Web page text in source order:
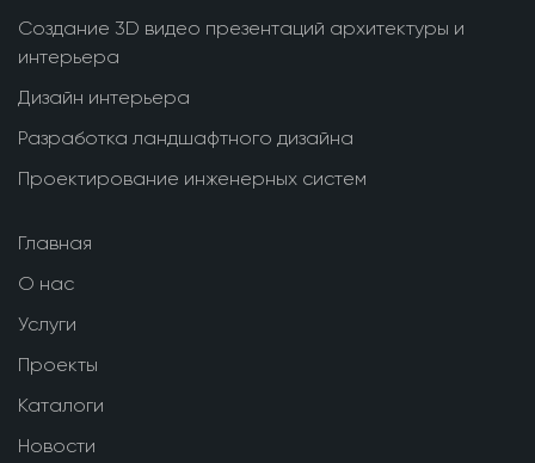
Создание 3D видео презентаций архитектуры и
интерьера
Дизайн интерьера
Разработка ландшафтного дизайна
Проектирование инженерных систем
Главная
О нас
Услуги
Проекты
Каталоги
Новости